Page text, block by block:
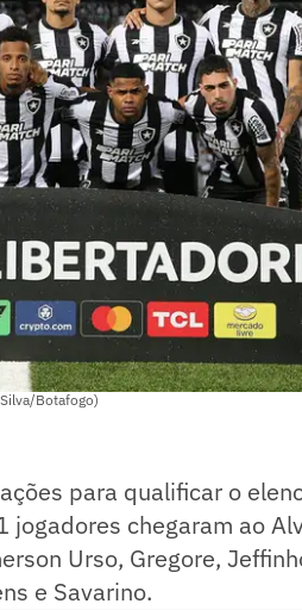
Botafogo)
para qualificar o
chegaram ao
Urso, Gregore,
e Savarino.